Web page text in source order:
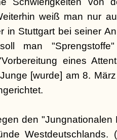
weiß man nur
in Stuttgart bei seiner
man
eines
[wurde] am 8.
den "Jungnationalen
Westdeutschlands.